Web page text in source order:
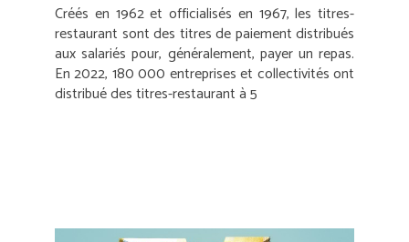
Créés en 1962 et officialisés en 1967, les titres-
restaurant sont des titres de paiement distribués
aux salariés pour, généralement, payer un repas.
En 2022, 180 000 entreprises et collectivités ont
distribué des titres-restaurant à 5